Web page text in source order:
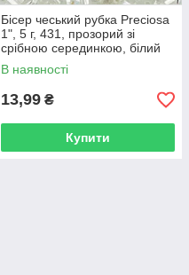
Бісер чеський рубка Preciosa
1", 5 г, 431, прозорий зі
срібною серединкою, білий
В наявності
13,99 ₴
Купити